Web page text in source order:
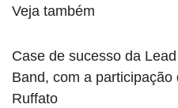
Veja também
Case de sucesso da
Band, com a participação
Ruffato